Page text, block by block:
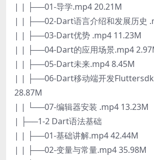
| | ├──01-导学.mp4 20.21M
| | ├──02-Dart语言介绍和发展历史
| | ├──03-Dart优势 .mp4 11.23M
| | ├──04-Dart的应用场景.mp4
| | ├──05-Dart未来.mp4 8.45M
| | ├──06-Dart移动端开发
28.87M
| | └──07-编辑器安装 .mp4 13.23M
| ├──1-2 Dart语法基础
| | ├──01-基础讲解.mp4 42.44M
| | ├──02-变量与常量.mp4 35.98M